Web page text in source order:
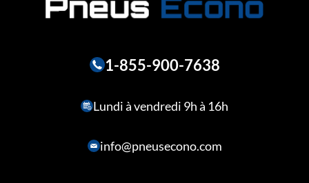
1-855-900-7638
Lundi à vendredi 9h à 16h
info@pneusecono.com